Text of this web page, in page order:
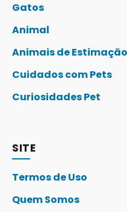
Gatos
Animal
Animais de Estimação
Cuidados com Pets
Curiosidades Pet
SITE
Termos de Uso
Quem Somos